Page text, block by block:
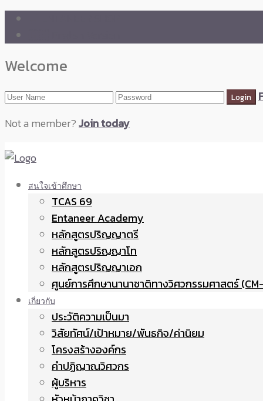
Welcome
Not a member?Join today
สนใจเข้าศึกษา
TCAS 69
Entaneer Academy
หลักสูตรปริญญาตรี
หลักสูตรปริญญาโท
หลักสูตรปริญญาเอก
ศูนย์การศึกษานานาชาติทางวิศวกรรมศาสตร์
เกี่ยวกับ
ประวัติความเป็นมา
วิสัยทัศน์/เป้าหมาย/พันธกิจ/ค่านิยม
โครงสร้างองค์กร
คำปฏิญาณวิศวกร
ผู้บริหาร